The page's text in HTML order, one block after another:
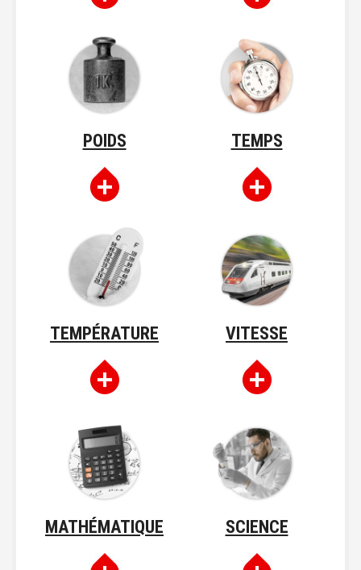
POIDS TEMPS
TEMPÉRATURE VITESSE
MATHÉMATIQUE SCIENCE